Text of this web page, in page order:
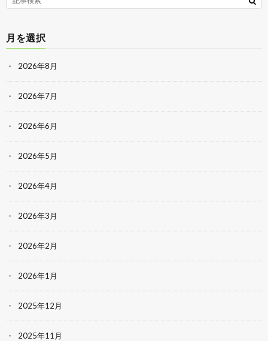
月を選択
2026年8月
2026年7月
2026年6月
2026年5月
2026年4月
2026年3月
2026年2月
2026年1月
2025年12月
2025年11月